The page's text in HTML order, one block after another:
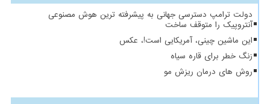
دولت ترامپ دسترسی جهانی به پیشرفته ترین هوش مصنوعی
آنتروپیک را متوقف ساخت
این ماشین چینی، آمریکایی است!، عکس
زنگ خطر برای قاره سیاه
روش های درمان ریزش مو